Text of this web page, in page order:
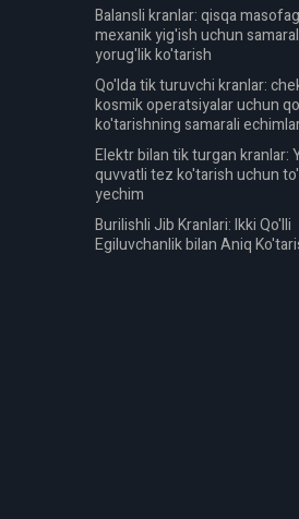
Balansli kranlar: qisqa
mexanik yig'ish uchun
yorug'lik ko'tarish
Qo'lda tik turuvchi kranlar:
kosmik operatsiyalar uchun
ko'tarishning samarali
Elektr bilan tik turgan kranlar:
quvvatli tez ko'tarish uchun
yechim
Burilishli Jib Kranlari: Ikki Qo'lli
Egiluvchanlik bilan Aniq